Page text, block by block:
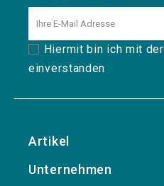
Hiermit bin ich mit der
einverstanden
Artikel
Unternehmen